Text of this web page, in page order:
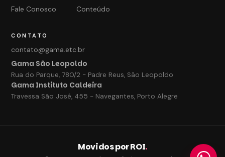
Fale Conosco
Conteúdo
CONTATO
contato@gama.etc.br
Gama São Leopoldo
Rua do Parque, 780/2 - Padre Reus, São Leopoldo
Gama Instituto Caldeira
Travessa São José, 455 - Navegantes, Porto Alegre
Movidos por ROI.